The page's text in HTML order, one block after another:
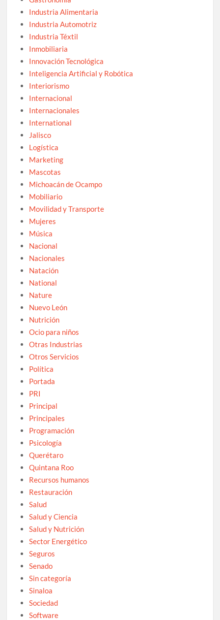
Industria Alimentaria
Industria Automotriz
Industria Téxtil
Inmobiliaria
Innovación Tecnológica
Inteligencia Artificial y Robótica
Interiorismo
Internacional
Internacionales
International
Jalisco
Logística
Marketing
Mascotas
Michoacán de Ocampo
Mobiliario
Movilidad y Transporte
Mujeres
Música
Nacional
Nacionales
Natación
National
Nature
Nuevo León
Nutrición
Ocio para niños
Otras Industrias
Otros Servicios
Política
Portada
PRI
Principal
Principales
Programación
Psicología
Querétaro
Quintana Roo
Recursos humanos
Restauración
Salud
Salud y Ciencia
Salud y Nutrición
Sector Energético
Seguros
Senado
Sin categoría
Sinaloa
Sociedad
Software